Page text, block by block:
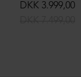
DKK 3.999,00